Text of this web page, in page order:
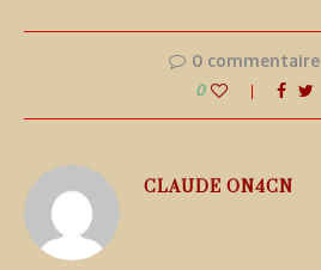
0 commentaire
0
CLAUDE ON4CN